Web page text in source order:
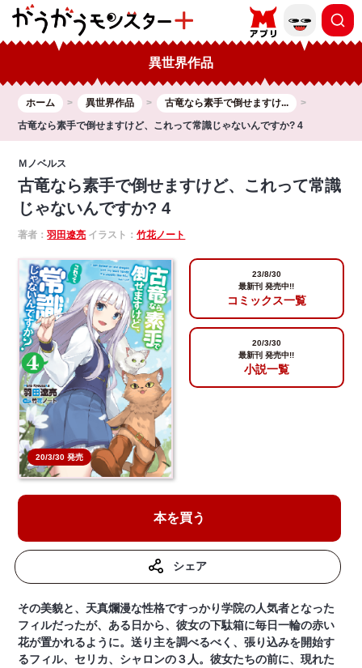
異世界作品
ホーム 異世界作品
古竜なら素手で倒せますけ...
古竜なら素手で倒せますけど、これって常識じゃないんですか? 4
Ｍノベルス
古竜なら素手で倒せますけど、これって常識
じゃないんですか? 4
著者：羽田遼亮 イラスト：竹花ノート
20/3/30 発売
23/8/30
最新刊 発売中!!
コミックス一覧
20/3/30
最新刊 発売中!!
小説一覧
本を買う
シェア
その美貌と、天真爛漫な性格ですっかり学院の人気者となった
フィルだったが、ある日から、彼女の下駄箱に毎日一輪の赤い
花が置かれるように。送り主を調べるべく、張り込みを開始す
るフィル、セリカ、シャロンの３人。彼女たちの前に、現れた